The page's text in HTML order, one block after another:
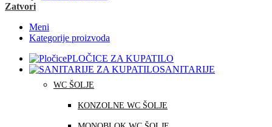
Zatvori
Meni
Kategorije proizvoda
PLOČICE ZA KUPATILO
SANITARIJE
WC ŠOLJE
KONZOLNE WC ŠOLJE